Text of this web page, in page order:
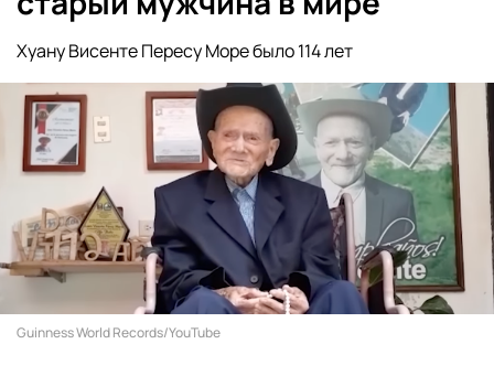
Хуану Висенте Пересу Море было 114 лет
Guinness World Records/YouTube